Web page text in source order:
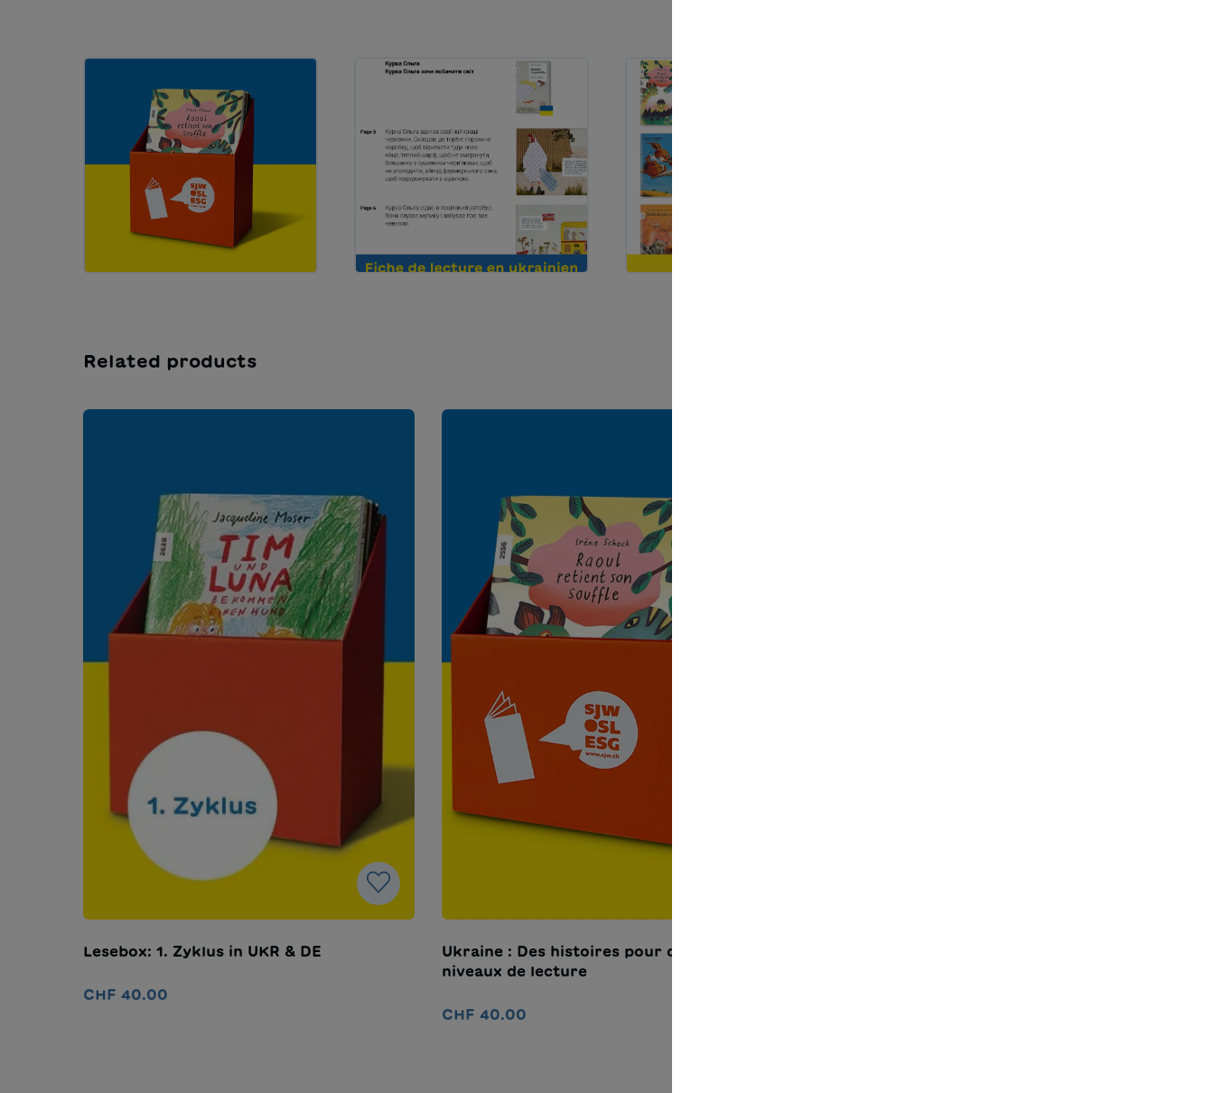
Related products
Lesebox: 1. Zyklus in UKR & DE
CHF 40.00
Ukraine : Des histoires pour différents
niveaux de lecture
CHF 40.00